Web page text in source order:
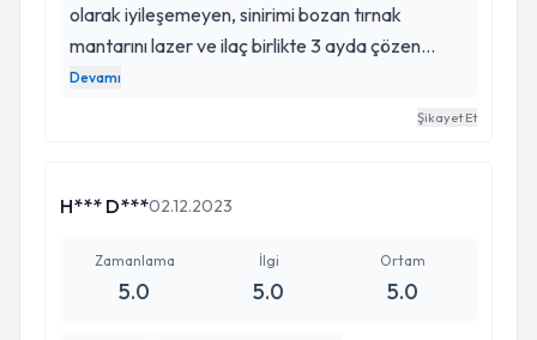
olarak iyileşemeyen, sinirimi bozan tırnak
mantarını lazer ve ilaç birlikte 3 ayda çözen
dokturdur kendisi...hem kendisi hem asistanı çok
Devamı
Şikayet Et
H*** D***02.12.2023
Zamanlama
5.0
İlgi
5.0
Ortam
5.0